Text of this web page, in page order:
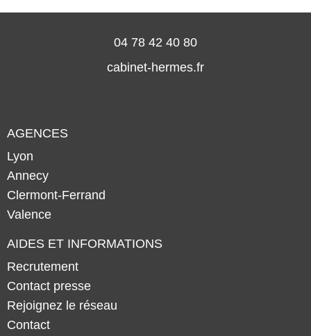
04 78 42 40 80
cabinet-hermes.fr
AGENCES
Lyon
Annecy
Clermont-Ferrand
Valence
AIDES ET INFORMATIONS
Recrutement
Contact presse
Rejoignez le réseau
Contact